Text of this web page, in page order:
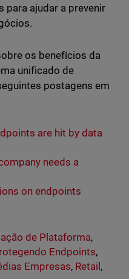
para ajudar a prevenir
os benefícios da
unificado de
postagens em
are hit by data
needs a
on endpoints
de Plataforma,
Endpoints,
Empresas, Retail ,